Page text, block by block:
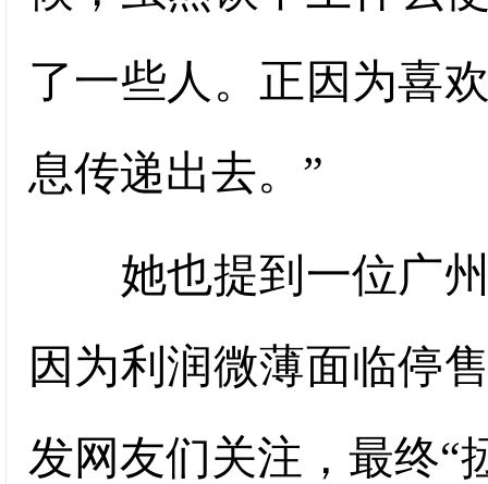
了一些人。正因为喜
息传递出去。”
她也提到一位广州
因为利润微薄面临停
发网友们关注，最终“